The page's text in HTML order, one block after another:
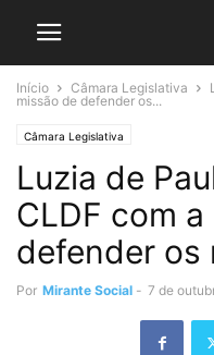
Início Câmara Legislativa
missão de defender os...
Câmara Legislativa
Luzia de
CLDF com
defender os
Por Mirante Social - 7 de